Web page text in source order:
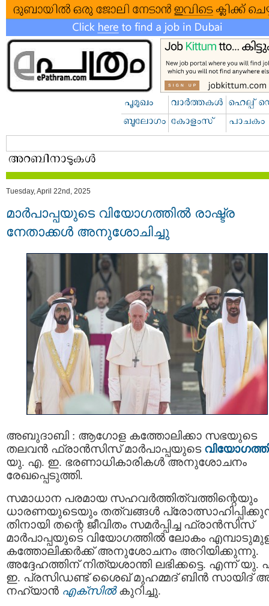
Tuesday, April 22nd, 2025
മാർപാപ്പയുടെ വിയോഗത്തിൽ രാഷ്ട്ര
നേതാക്കൾ അനുശോചിച്ചു
അബുദാബി : ആഗോള കത്തോലിക്കാ സഭയുടെ
തലവന്‍ ഫ്രാൻസിസ് മാർപാപ്പയുടെ
യു. എ. ഇ. ഭരണാധികാരികൾ അനുശോചനം
രേഖപ്പെടുത്തി.
സമാധാന പരമായ സഹവർത്തിത്വത്തിന്റെയും
ധാരണയുടെയും തത്വങ്ങൾ
തിനായി തന്റെ ജീവിതം സമർപ്പിച്ച ഫ്രാൻസിസ്
മാർപാപ്പയുടെ വിയോഗത്തിൽ ലോകം
കത്തോലിക്കർക്ക് അനുശോചനം അറിയിക്കുന്നു.
അദ്ദേഹത്തിന് നിത്യശാന്തി ലഭിക്കട്ടെ. എന്ന് യു.
ഇ. പ്രസിഡണ്ട് ശെെഖ് മുഹമ്മദ് ബിൻ സായിദ്
നഹ്യാൻ എക്‌സിൽകുറിച്ചു.